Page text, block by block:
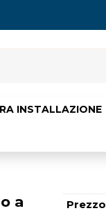
INSTALLAZIONE
a